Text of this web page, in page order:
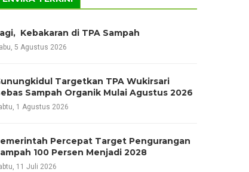
Kebakaran di TPA Sampah
5 Agustus 2026
Targetkan TPA Wukirsari
Sampah Organik Mulai Agustus 2026
1 Agustus 2026
Percepat Target Pengurangan
100 Persen Menjadi 2028
11 Juli 2026